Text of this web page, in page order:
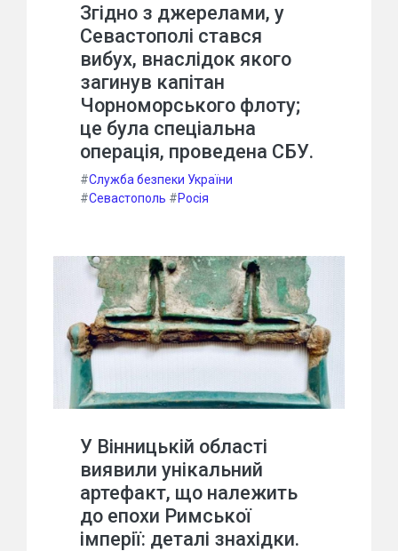
Згідно з джерелами, у
Севастополі стався
вибух, внаслідок якого
загинув капітан
Чорноморського флоту;
це була спеціальна
операція, проведена СБУ.
#Служба безпеки України
#Севастополь #Росія
У Вінницькій області
виявили унікальний
артефакт, що належить
до епохи Римської
імперії: деталі знахідки.